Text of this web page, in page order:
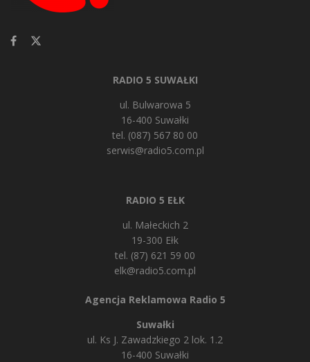
RADIO 5 SUWAŁKI
ul. Bulwarowa 5
16-400 Suwałki
tel. (087) 567 80 00
serwis@radio5.com.pl
RADIO 5 EŁK
ul. Małeckich 2
19-300 Ełk
tel. (87) 621 59 00
elk@radio5.com.pl
Agencja Reklamowa Radio 5
Suwałki
ul. Ks J. Zawadzkiego 2 lok. 1.2
16-400 Suwałki